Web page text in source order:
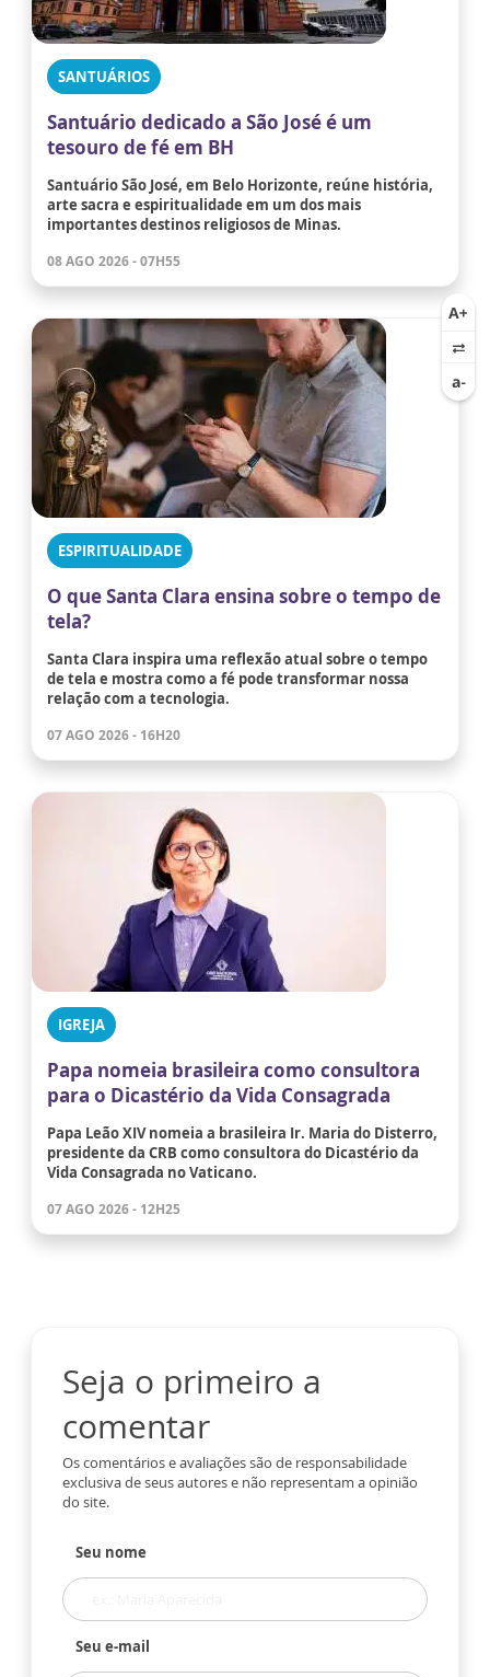
SANTUÁRIOS
Santuário dedicado a São José é um
tesouro de fé em BH
Santuário São José, em Belo Horizonte, reúne história,
arte sacra e espiritualidade em um dos mais
importantes destinos religiosos de Minas.
08 AGO 2026 - 07H55
ESPIRITUALIDADE
O que Santa Clara ensina sobre o tempo de
tela?
Santa Clara inspira uma reflexão atual sobre o tempo
de tela e mostra como a fé pode transformar nossa
relação com a tecnologia.
07 AGO 2026 - 16H20
IGREJA
Papa nomeia brasileira como consultora
para o Dicastério da Vida Consagrada
Papa Leão XIV nomeia a brasileira Ir. Maria do Disterro,
presidente da CRB como consultora do Dicastério da
Vida Consagrada no Vaticano.
07 AGO 2026 - 12H25
Seja o primeiro a
comentar
Os comentários e avaliações são de responsabilidade
exclusiva de seus autores e não representam a opinião
do site.
Seu nome
Seu e-mail